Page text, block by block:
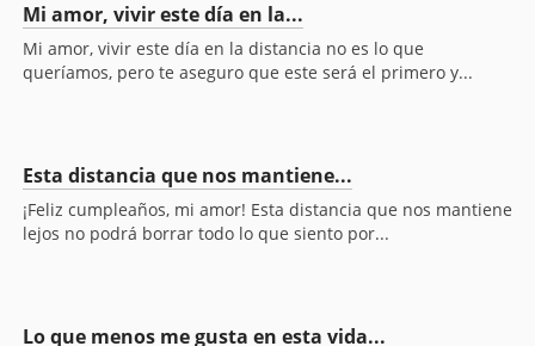
Mi amor, vivir este día en la...
Mi amor, vivir este día en la distancia no es lo que
queríamos, pero te aseguro que este será el primero y...
Esta distancia que nos mantiene...
¡Feliz cumpleaños, mi amor! Esta distancia que nos mantiene
lejos no podrá borrar todo lo que siento por...
Lo que menos me gusta en esta vida...